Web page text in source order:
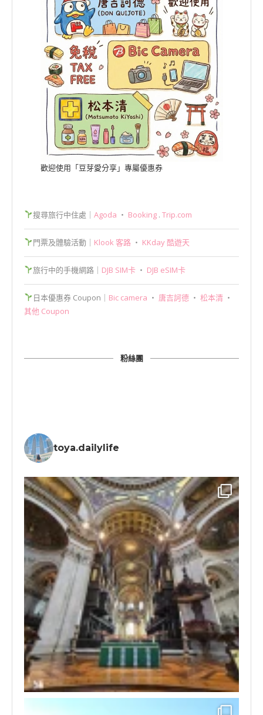
歡迎使用「豆芽愛分享」專屬優惠券
搜尋旅行中住處｜ Agoda ‧ Booking. Trip.com
門票及體驗活動｜ Klook 客路‧ KKday 酷遊天
旅行中的手機網路｜ DJB SIM卡‧ DJB eSIM卡
日本優惠券 Coupon｜ Bic camera ‧ 唐吉訶德‧ 松本清‧
其他 Coupon
粉絲團
toya.dailylife